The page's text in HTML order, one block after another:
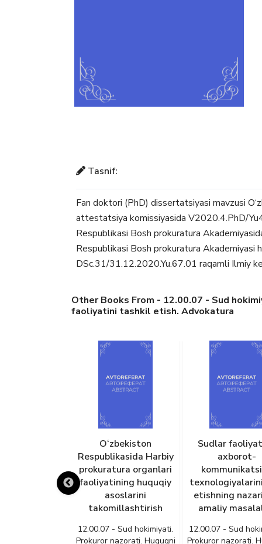
Tasnif:
Fan doktori (PhD) dissertatsiyasi mavzusi
attestatsiya komissiyasida V2020.4.PhD/
Respublikasi Bosh prokuratura
Respublikasi Bosh prokuratura Akademiyasi
DSc.31/31.12.2020.Yu.67.01 raqamli Ilmiy
Other Books From - 12.00.07 - Sud
faoliyatini tashkil etish. Advokatura
zamonaviy
O‘zbekiston
Respublikasida Harbiy
prokuratura organlari
faoliyatining huquqiy
asoslarini
takomillashtirish
12.00.07 - Sud hokimiyati.
Prokuror nazorati. Huquqni
Sudlar
axborot-
etishning
amaliy
12.00.07 - Sud
Prokuror nazorati.